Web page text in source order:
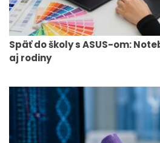
Späť do školy s ASUS-om:
aj rodiny